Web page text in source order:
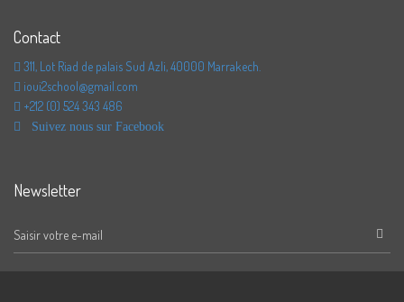
Contact
311, Lot Riad de palais Sud Azli, 40000 Marrakech.
ioui2school@gmail.com
+212 (0) 524 343 486
Suivez nous sur Facebook
Newsletter